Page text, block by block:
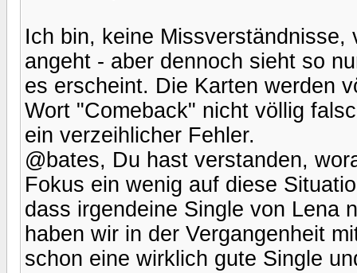
Ich bin, keine
angeht - aber dennoch sieht so
es erscheint. Die Karten werden
Wort "Comeback" nicht völlig
ein verzeihlicher Fehler.
@bates, Du hast verstanden,
Fokus ein wenig auf diese
dass irgendeine Single von Lena
haben wir in der Vergangenheit
schon eine wirklich gute Single